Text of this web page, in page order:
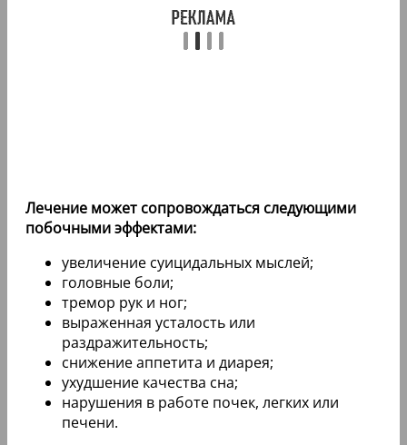
Лечение может сопровождаться следующими
побочными эффектами:
увеличение суицидальных мыслей;
головные боли;
тремор рук и ног;
выраженная усталость или
раздражительность;
снижение аппетита и диарея;
ухудшение качества сна;
нарушения в работе почек, легких или
печени.